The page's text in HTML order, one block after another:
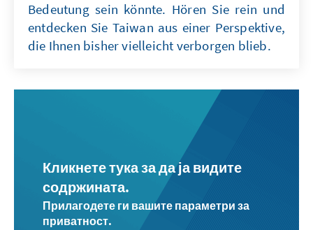
Bedeutung sein könnte. Hören Sie rein und
entdecken Sie Taiwan aus einer Perspektive,
die Ihnen bisher vielleicht verborgen blieb.
Кликнете тука за да ја видите
содржината.
Прилагодете ги вашите параметри за
приватност.